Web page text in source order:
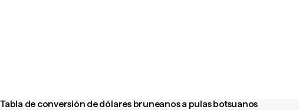
Tabla de conversión de dólares bruneanos a pulas botsuanos